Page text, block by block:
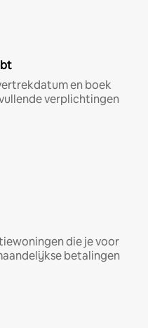
en boek
verplichtingen
die je voor
betalingen